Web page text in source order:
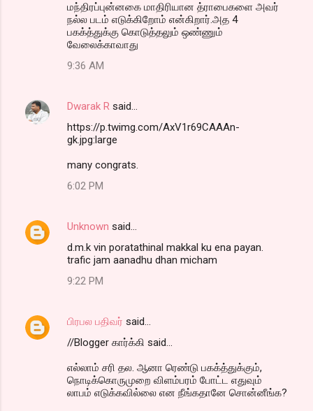
மந்திரப்புன்னகை மாதிரியான த்ராபைகளை அவர்
நல்ல படம் எடுக்கிறோம் என்கிறார்.அத 4
பகக்த்துக்கு கொடுத்தலும் ஒண்ணும்
வேலைக்காவாது
9:36 AM
Dwarak R said…
https://p.twimg.com/AxV1r69CAAAn-
gk.jpg:large
many congrats.
6:02 PM
Unknown said…
d.m.k vin poratathinal makkal ku ena payan.
trafic jam aanadhu dhan micham
9:22 PM
பிரபல பதிவர் said…
//Blogger கார்க்கி said...
எல்லாம் சரி தல. ஆனா ரெண்டு பகக்த்துக்கும்,
நொடிக்கொருமுறை விளம்பரம் போட்ட எதுவும்
லாபம் எடுக்கவில்லை என நீங்கதானே சொன்னீங்க?